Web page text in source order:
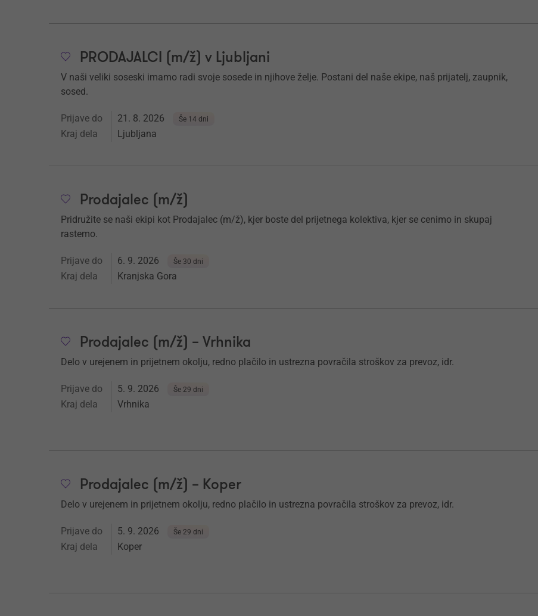
PRODAJALCI (m/ž) v Ljubljani
V naši veliki soseski imamo radi svoje sosede in njihove želje. Postani del naše ekipe, naš prijatelj, zaupnik,
sosed.
Prijave do 21. 8. 2026 Še 14 dni
Kraj dela Ljubljana
Prodajalec (m/ž)
Pridružite se naši ekipi kot Prodajalec (m/ž), kjer boste del prijetnega kolektiva, kjer se cenimo in skupaj
rastemo.
Prijave do 6. 9. 2026 Še 30 dni
Kraj dela Kranjska Gora
Prodajalec (m/ž) – Vrhnika
Delo v urejenem in prijetnem okolju, redno plačilo in ustrezna povračila stroškov za prevoz, idr.
Prijave do 5. 9. 2026 Še 29 dni
Kraj dela Vrhnika
Prodajalec (m/ž) – Koper
Delo v urejenem in prijetnem okolju, redno plačilo in ustrezna povračila stroškov za prevoz, idr.
Prijave do 5. 9. 2026 Še 29 dni
Kraj dela Koper